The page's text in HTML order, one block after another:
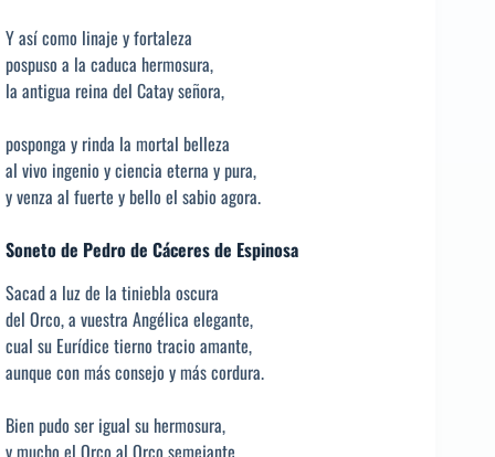
Y así como linaje y fortaleza
pospuso a la caduca hermosura,
la antigua reina del Catay señora,
posponga y rinda la mortal belleza
al vivo ingenio y ciencia eterna y pura,
y venza al fuerte y bello el sabio agora.
Soneto de Pedro de Cáceres de Espinosa
Sacad a luz de la tiniebla oscura
del Orco, a vuestra Angélica elegante,
cual su Eurídice tierno tracio amante,
aunque con más consejo y más cordura.
Bien pudo ser igual su hermosura,
y mucho el Orco al Orco semejante,